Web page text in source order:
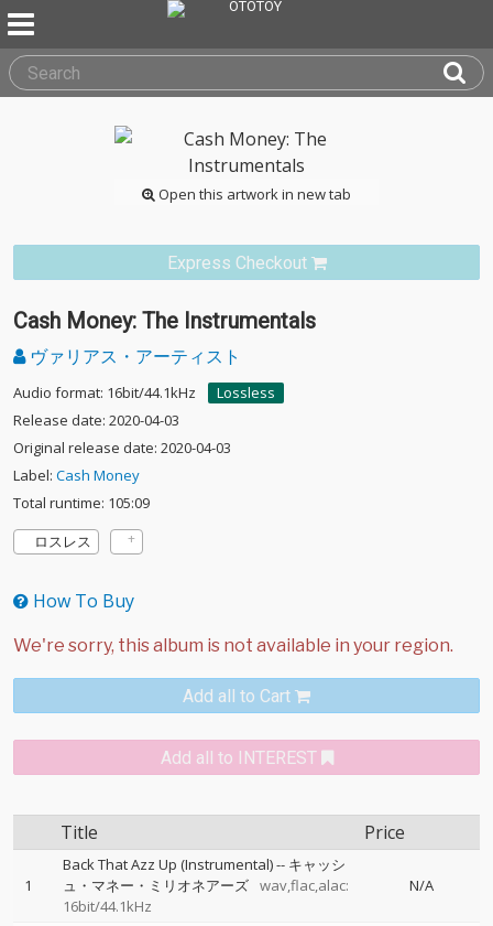
Open this artwork in new tab
Express Checkout
Cash Money: The Instrumentals
ヴァリアス・アーティスト
Audio format: 16bit/44.1kHz
Lossless
Release date: 2020-04-03
Original release date: 2020-04-03
Label: Cash Money
Total runtime: 105:09
ロスレス
How To Buy
Add all to Cart
Add all to INTEREST
Title Price
1
Back That Azz Up (Instrumental)-- キャッシ
ュ・マネー・ミリオネアーズ wav,flac,alac:
16bit/44.1kHz
N/A